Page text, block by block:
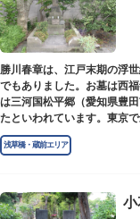
勝川春章は、江戸末期の浮
でもありました。お墓は西
は三河国松平郷（愛知県豊
たといわれています。東京
発祥の地としても知られてい
浅草橋・蔵前エリア
小